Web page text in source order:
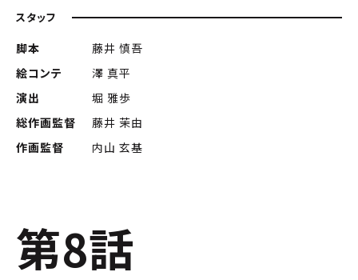
スタッフ
脚本
藤井 慎吾
絵コンテ
澤 真平
演出
堀 雅歩
総作画監督
藤井 茉由
作画監督
内山 玄基
第8話